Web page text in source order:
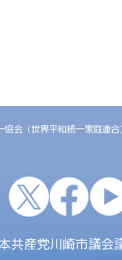
協会（世界平和統一家庭連
x
共産党川崎市議会